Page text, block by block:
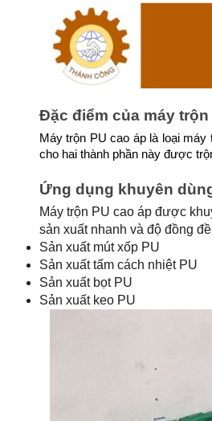
Đặc điểm của máy trộn
Máy trộn PU cao áp là loại
cho hai thành phần này được
Ứng dụng khuyên
Máy trộn PU cao áp được
sản xuất nhanh và độ đồng
Sản xuất mút xốp PU
Sản xuất tấm cách nhiệt PU
Sản xuất bọt PU
Sản xuất keo PU